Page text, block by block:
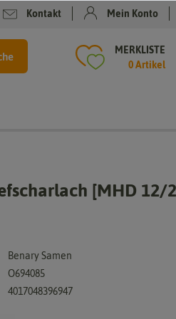
Kontakt Mein Konto
MERKLISTE
0 Artikel
[MHD 12/
Benary Samen
O694085
4017048396947